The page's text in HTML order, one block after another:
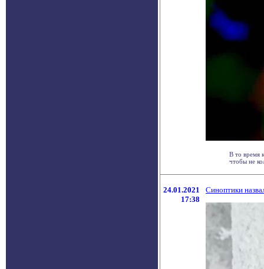
В то время
чтобы не
24.01.2021
17:38
Синоптики